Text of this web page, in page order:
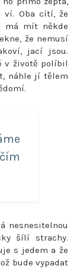
ví. Oba cítí, že
má mít někde
že nemusí
jací jsou.
v životě políbil
náhle jí tělem
nesnesitelnou
šílí strachy.
s jedem a že
bude vypadat